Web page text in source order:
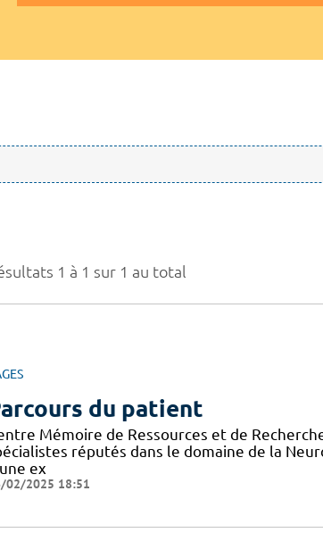
1 à 1 sur 1 au total
du patient
Mémoire de Ressources et de
réputés dans le domaine de la
ex
02/2025 18:51